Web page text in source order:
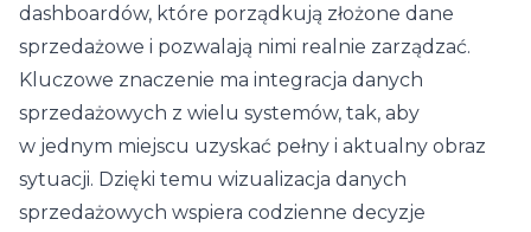
dashboardów, które porządkują złożone dane
sprzedażowe i pozwalają nimi realnie zarządzać.
Kluczowe znaczenie ma integracja danych
sprzedażowych z wielu systemów, tak, aby
w jednym miejscu uzyskać pełny i aktualny obraz
sytuacji. Dzięki temu wizualizacja danych
sprzedażowych wspiera codzienne decyzje